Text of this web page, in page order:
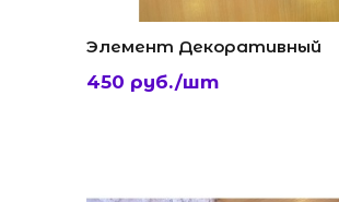
Элемент Декоративный
450 руб./шт